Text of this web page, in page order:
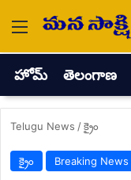
Menu
హోమ్ తెలంగాణ
Telugu News /క్రైం
క్రైం Breaking News